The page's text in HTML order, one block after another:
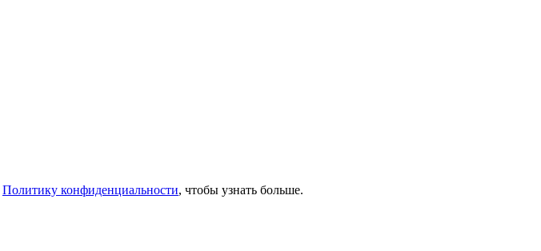
Политику конфиденциальности, чтобы узнать больше.